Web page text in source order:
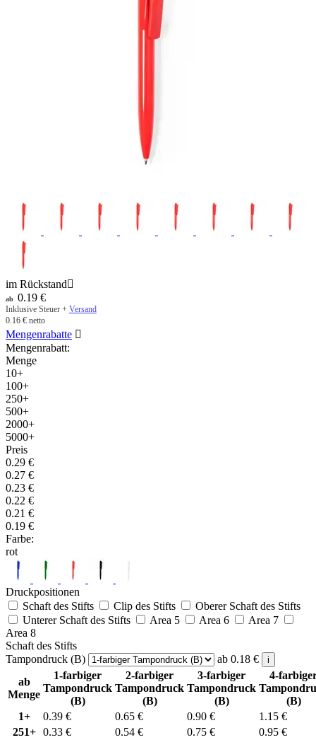
im Rückstand
ab 0.19 €
Inklusive Steuer + Versand
0.16 € netto
Mengenrabatte 
Mengenrabatt:
Menge
10+
100+
250+
500+
2000+
5000+
Preis
0.29 €
0.27 €
0.23 €
0.22 €
0.21 €
0.19 €
Farbe:
rot
Druckpositionen
Schaft des Stifts
Clip des Stifts
Oberer Schaft des Stifts
Unterer Schaft des Stifts
Area 5 Area 6
Area 7
Area 8
Schaft des Stifts
Tampondruck (B)
ab 0.18 € i
ab
Menge
1-farbiger
Tampondruck
(B)
2-farbiger
Tampondruck
(B)
3-farbiger
Tampondruck
(B)
4-
(B)
1+
0.39 € 0.65 € 0.90 € 1.15 €
251+
0.33 € 0.54 € 0.75 € 0.95 €